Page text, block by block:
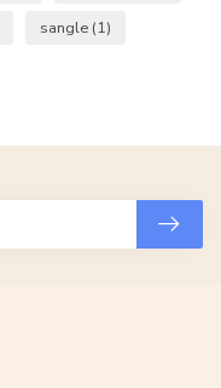
sangle (1)